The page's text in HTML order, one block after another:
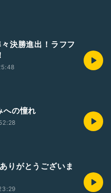
決勝進出！ラフフ
の憧れ
りがとうございま